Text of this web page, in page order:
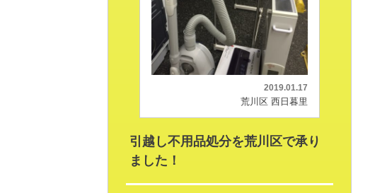
2019.01.17
荒川区 西日暮里
引越し不用品処分を荒川区で承り
ました！